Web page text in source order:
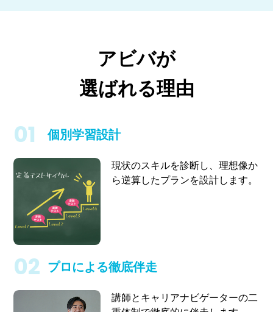
アビバが
選ばれる理由
個別学習設計
現状のスキルを診断し、理想像か
ら逆算したプランを設計します。
プロによる徹底伴走
講師とキャリアナビゲーターの二